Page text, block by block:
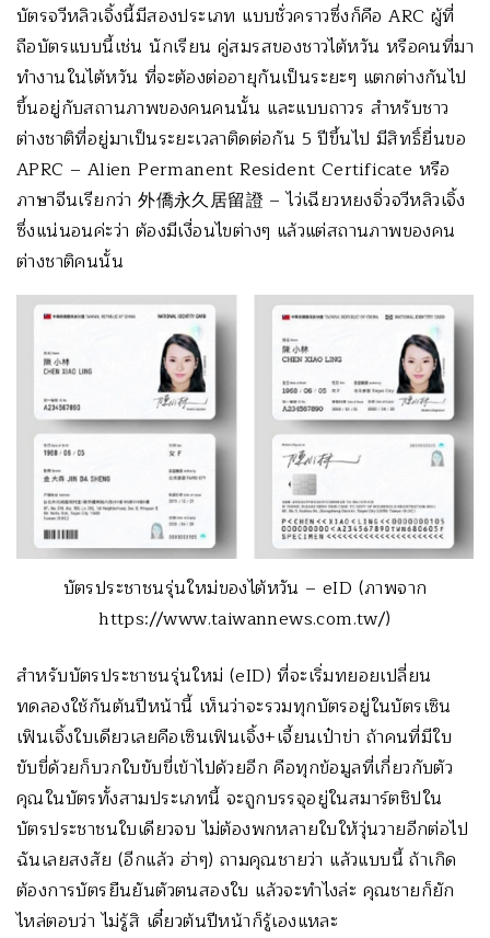
บัตรจวีหลิวเจิ้งนี้มีสองประเภท แบบชั่วคราวซึ่งก็คือ ARC ผู้ที่
ถือบัตรแบบนี้เช่น นักเรียน คู่สมรสของชาวไต้หวัน หรือคนที่มา
ทำงานในไต้หวัน ที่จะต้องต่ออายุกันเป็นระยะๆ แตกต่างกันไป
ขึ้นอยู่กับสถานภาพของคนคนนั้น และแบบถาวร สำหรับชาว
ต่างชาติที่อยู่มาเป็นระยะเวลาติดต่อกัน 5 ปีขึ้นไป มีสิทธิ์ยื่นขอ
APRC – Alien Permanent Resident Certificate หรือ
ภาษาจีนเรียกว่า 外僑永久居留證 – ไว่เฉียวหยงจิ่วจวีหลิวเจิ้ง
ซึ่งแน่นอนค่ะว่า ต้องมีเงื่อนไขต่างๆ แล้วแต่สถานภาพของคน
ต่างชาติคนนั้น
บัตรประชาชนรุ่นใหม่ของไต้หวัน – eID (ภาพจาก
https://www.taiwannews.com.tw/)
สำหรับบัตรประชาชนรุ่นใหม่ (eID) ที่จะเริ่มทยอยเปลี่ยน
ทดลองใช้กันต้นปีหน้านี้ เห็นว่าจะรวมทุกบัตรอยู่ในบัตรเซิน
เฟินเจิ้งใบเดียวเลยคือเซินเฟินเจิ้ง+เจี้ยนเป๋าข่า ถ้าคนที่มีใบ
ขับขี่ด้วยก็บวกใบขับขี่เข้าไปด้วยอีก คือทุกข้อมูลที่เกี่ยวกับตัว
คุณในบัตรทั้งสามประเภทนี้ จะถูกบรรจุอยู่ในสมาร์ตชิปใน
บัตรประชาชนใบเดียวจบ ไม่ต้องพกหลายใบให้วุ่นวายอีกต่อไป
ฉันเลยสงสัย (อีกแล้ว ฮ่าๆ) ถามคุณชายว่า แล้วแบบนี้ ถ้าเกิด
ต้องการบัตรยืนยันตัวตนสองใบ แล้วจะทำไงล่ะ คุณชายก็ยัก
ไหล่ตอบว่า ไม่รู้สิ เดี๋ยวต้นปีหน้าก็รู้เองแหละ